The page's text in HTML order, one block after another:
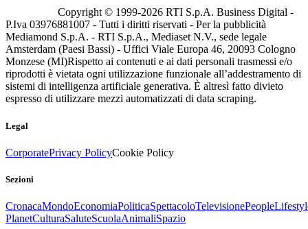
Copyright © 1999-2026 RTI S.p.A. Business Digital -
P.Iva 03976881007 - Tutti i diritti riservati - Per la pubblicità
Mediamond S.p.A. - RTI S.p.A., Mediaset N.V., sede legale
Amsterdam (Paesi Bassi) - Uffici Viale Europa 46, 20093 Cologno
Monzese (MI)Rispetto ai contenuti e ai dati personali trasmessi e/o
riprodotti è vietata ogni utilizzazione funzionale all’addestramento di
sistemi di intelligenza artificiale generativa. È altresì fatto divieto
espresso di utilizzare mezzi automatizzati di data scraping.
Legal
CorporatePrivacy PolicyCookie Policy
Sezioni
CronacaMondoEconomiaPoliticaSpettacoloTelevisionePeople
PlanetCulturaSaluteScuolaAnimaliSpazio